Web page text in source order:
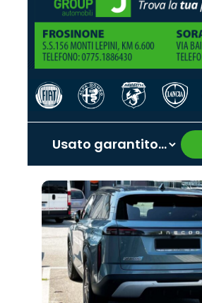
Promo
Jeep
Promo
Citroën
Promo
Lancia
Promo
Mazda
Promo
Jaecoo
Promo
Peugeot
Promo
Opel
Promo
Omoda
Promo
Hyundai
Promo
Seat
Promo
Abarth
Promo
Fiat
Promo
Alfa
Romeo
Promo
Cupra
Promo
Land
Rover
‹